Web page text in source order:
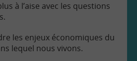
à l’aise avec les questions
les enjeux économiques du
lequel nous vivons.